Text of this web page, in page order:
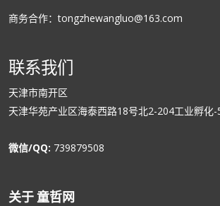
商务合作：tongzhewangluo@163.com
联系我们
天津市南开区
天津华苑产业区海泰西路18号北2-204工业孵化-
微信/QQ: 739879508
关于 童哲网